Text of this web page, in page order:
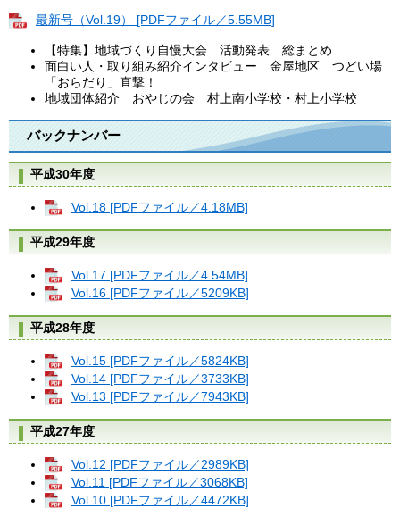
最新号（Vol.19） [PDFファイル／5.55MB]
【特集】地域づくり自慢大会 活動発表 総まとめ
面白い人・取り組み紹介インタビュー 金屋地区 つどい場
「おらだり」直撃！
地域団体紹介 おやじの会 村上南小学校・村上小学校
バックナンバー
平成30年度
Vol.18 [PDFファイル／4.18MB]
平成29年度
Vol.17 [PDFファイル／4.54MB]
Vol.16 [PDFファイル／5209KB]
平成28年度
Vol.15 [PDFファイル／5824KB]
Vol.14 [PDFファイル／3733KB]
Vol.13 [PDFファイル／7943KB]
平成27年度
Vol.12 [PDFファイル／2989KB]
Vol.11 [PDFファイル／3068KB]
Vol.10 [PDFファイル／4472KB]